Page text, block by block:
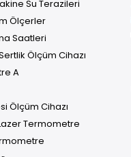
Su Terazileri
Ölçerler
Saatleri
Ölçüm Cihazı
A
Ölçüm Cihazı
Termometre